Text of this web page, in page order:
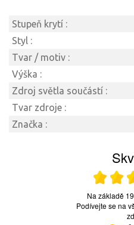
Stupeň krytí :
Styl :
Tvar / motiv :
Výška :
Zdroj světla součástí :
Tvar zdroje :
Značka :